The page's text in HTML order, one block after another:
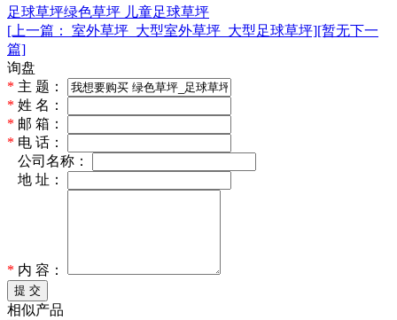
足球草坪绿色草坪 儿童足球草坪
[上一篇： 室外草坪_大型室外草坪_大型足球草坪][暂无下一
篇]
询盘
* 主 题：
* 姓 名：
* 邮 箱：
* 电 话：
公司名称：
地 址：
* 内 容：
提 交
相似产品